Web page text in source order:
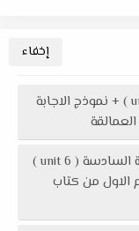
إمتحان لغة انجليزية الوحدة السادسة ( unit 6 ) + نموذج الاجابة
بيانات و تفاصيل إمتحان لغة انجليزية الوحدة السادسة ( unit 6 )
الاول من كتاب